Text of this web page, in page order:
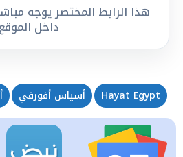
هذا الرابط المختصر يوجه
داخل الموقع
Hayat Egypt أسياس أفورقي